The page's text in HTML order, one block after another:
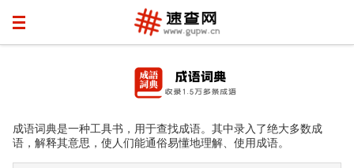
成语词典是一种工具书，用于查找成语。其中录入了绝大多数成
语，解释其意思，使人们能通俗易懂地理解、使用成语。